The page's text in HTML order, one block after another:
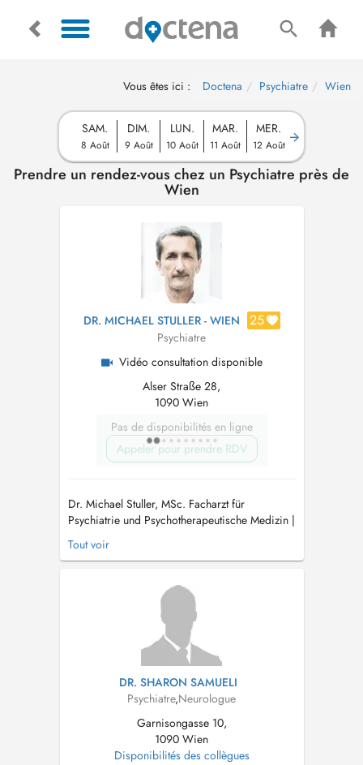
Vous êtes ici : Doctena Psychiatre Wien
SAM.
8 Août
DIM.
9 Août
LUN.
10 Août
MAR.
11 Août
MER.
12 Août
Prendre un rendez-vous chez un Psychiatre près de
Wien
DR. MICHAEL STULLER - WIEN 25
Psychiatre
Vidéo consultation disponible
Alser Straße 28,
1090 Wien
Pas de disponibilités en ligne
Appeler pour prendre RDV
Dr. Michael Stuller, MSc. Facharzt für
Psychiatrie und Psychotherapeutische Medizin |
Psychotherapeut (humanistische
Psychotherapie) Expertise: Angststörungen,
Körperbeschwerden In meinen Ordinationen in
Wien und Mödling biete ich fachärztliche
Behandlung mit ein...
Tout voir
DR. SHARON SAMUELI
Psychiatre,Neurologue
Garnisongasse 10,
1090 Wien
Disponibilités des collègues